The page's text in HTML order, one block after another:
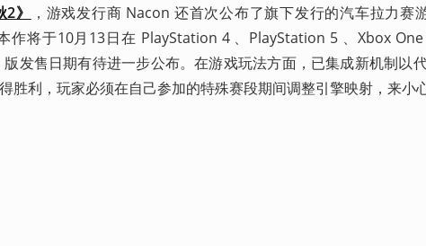
2》
，游戏发行商 Nacon 还首次公布了旗下发行的汽车拉力赛
作将于10月13日在 PlayStation 4 、PlayStation 5 、Xbox
版发售日期有待进一步公布。在游戏玩法方面，已集成新机制以
胜利，玩家必须在自己参加的特殊赛段期间调整引擎映射，来小